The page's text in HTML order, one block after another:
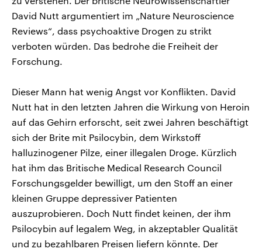
David Nutt argumentiert im „Nature Neuroscience
Reviews“, dass psychoaktive Drogen zu strikt
verboten würden. Das bedrohe die Freiheit der
Forschung.
Dieser Mann hat wenig Angst vor Konflikten. David
Nutt hat in den letzten Jahren die Wirkung von Heroin
auf das Gehirn erforscht, seit zwei Jahren beschäftigt
sich der Brite mit Psilocybin, dem Wirkstoff
halluzinogener Pilze, einer illegalen Droge. Kürzlich
hat ihm das Britische Medical Research Council
Forschungsgelder bewilligt, um den Stoff an einer
kleinen Gruppe depressiver Patienten
auszuprobieren. Doch Nutt findet keinen, der ihm
Psilocybin auf legalem Weg, in akzeptabler Qualität
und zu bezahlbaren Preisen liefern könnte. Der